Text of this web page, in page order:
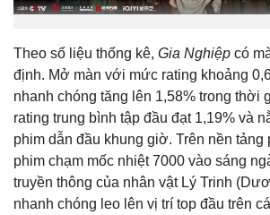
Theo số liệu thống kê, Gia Nghiệp có
định. Mở màn với mức rating khoảng
nhanh chóng tăng lên 1,58% trong thời
rating trung bình tập đầu đạt 1,19% và
phim dẫn đầu khung giờ. Trên nền tảng
phim chạm mốc nhiệt 7000 vào sáng
truyền thông của nhân vật Lý Trinh
nhanh chóng leo lên vị trí top đầu trên